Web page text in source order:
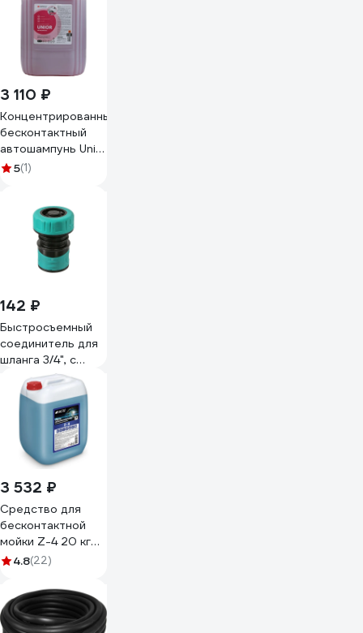
3 110 ₽
Концентрированный
бесконтактный
автошампунь Unior
(Юниор) 20кг
5(1)
142 ₽
Быстросъемный
соединитель для
шланга 3/4", с
аквастопом Sturm
3015-21-3/4ASPR
3 532 ₽
Средство для
бесконтактной
мойки Z-4 20 кг
ACG 1001041
4.8(22)